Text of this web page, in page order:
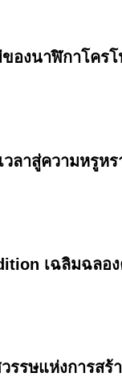
องนาฬิกาโค
ลาสู่ความหรู
เฉลิมฉล
รรษแห่งการ